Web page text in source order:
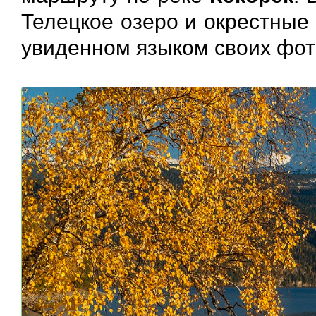
Телецкое озеро и
увиденном языком своих